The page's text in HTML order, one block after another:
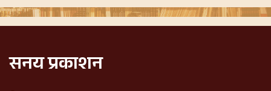
सनय प्रकाशन